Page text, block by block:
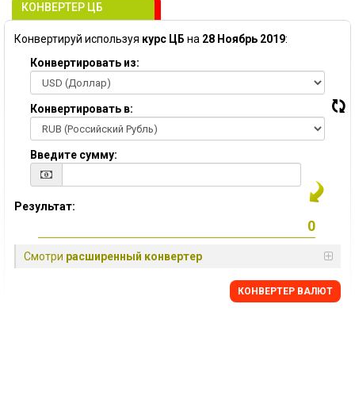
КОНВЕРТЕР ЦБ
Конвертируй используя курс ЦБ на 28 Ноябрь 2019:
Конвертировать из:
Конвертировать в:
Введите сумму:
Результат:
Смотри расширенный конвертер
КОНВЕРТЕР ВАЛЮТ